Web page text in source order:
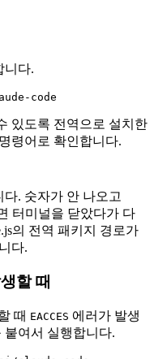
니다.
있도록 전역으로 설치한
령어로 확인합니다.
. 숫자가 안 나오고
터미널을 닫았다가 다
의 전역 패키지 경로가
다.
할 때
때 EACCES 에러가 발생
붙여서 실행합니다.